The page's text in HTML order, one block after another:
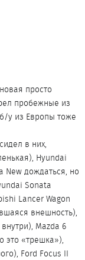
просто
пробежные из
у из Европы тоже
в них,
Hyundai
New дождаться, но
Sonata
Lancer Wagon
внешность),
Mazda 6
это «трешка»),
Ford Focus II